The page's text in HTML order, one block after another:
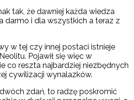
tak, że dawniej każda wiedza
darmo i dla wszystkich a teraz z
w tej czy innej postaci istnieje
Pojawił się więc w
co reszta najbardziej niezbędnych
cywilizacji wynalazków.
zdań, to radzę poskromić